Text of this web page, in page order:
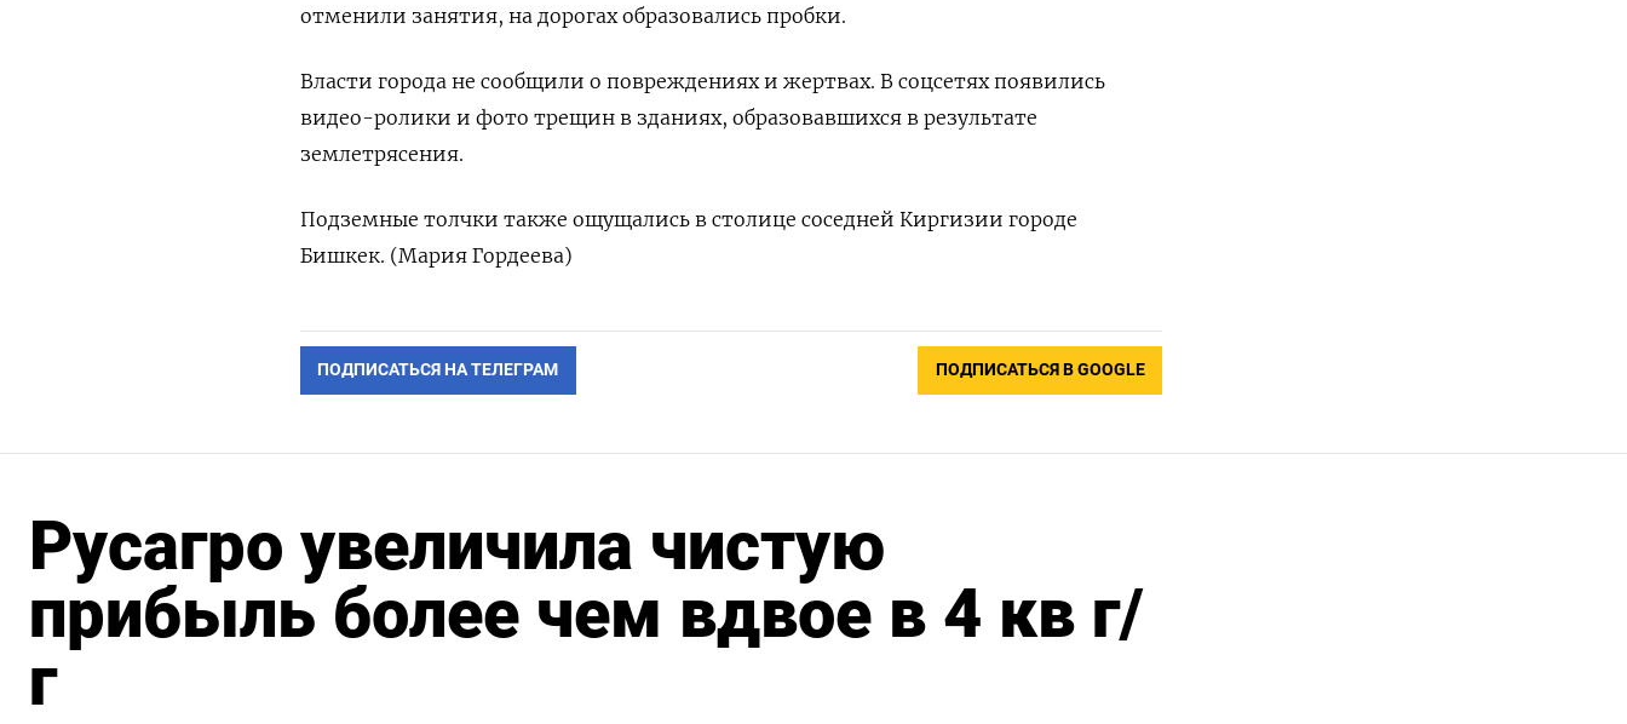
отменили занятия, на дорогах образовались пробки.
Власти города не сообщили о повреждениях и жертвах. В соцсетях появились
видео-ролики и фото трещин в зданиях, образовавшихся в результате
землетрясения.
Подземные толчки также ощущались в столице соседней Киргизии городе
Бишкек. (Мария Гордеева)
ПОДПИСАТЬСЯ НА ТЕЛЕГРАМ ПОДПИСАТЬСЯ В GOOGLE
Русагро увеличила чистую
прибыль более чем вдвое в 4 кв г/
г